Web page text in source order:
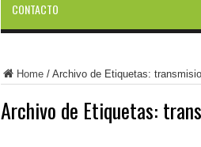
CONTACTO
Home/ Archivo de Etiquetas:
Archivo de Etiquetas: